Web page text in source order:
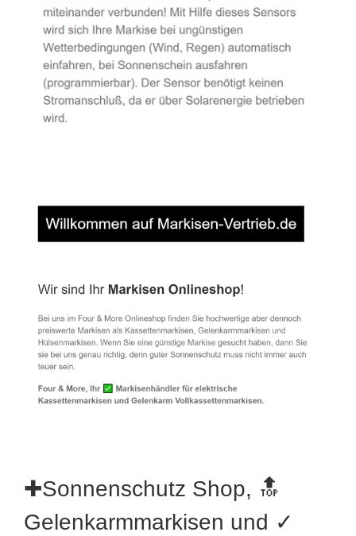
✚Sonnenschutz Shop, 🔝
Gelenkarmmarkisen und ✓